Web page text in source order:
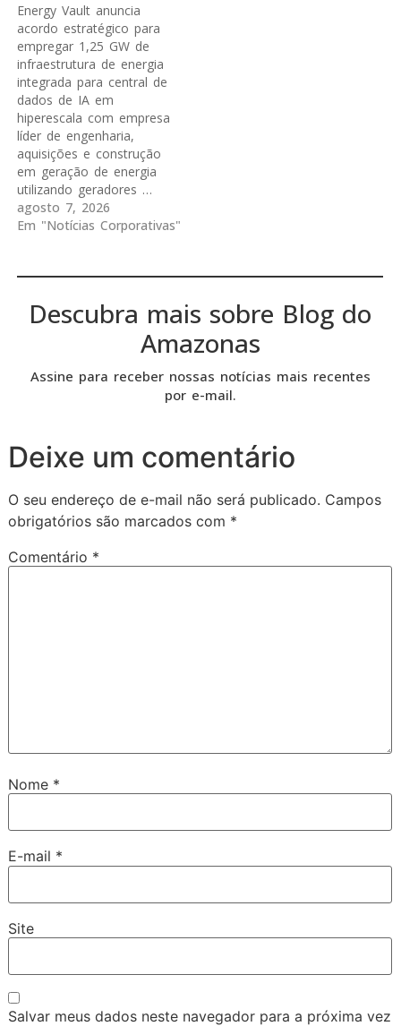
Energy Vault anuncia
acordo estratégico para
empregar 1,25 GW de
infraestrutura de energia
integrada para central de
dados de IA em
hiperescala com empresa
líder de engenharia,
aquisições e construção
em geração de energia
utilizando geradores …
agosto 7, 2026
Em "Notícias Corporativas"
Descubra mais sobre Blog do
Amazonas
Assine para receber nossas notícias mais recentes
por e-mail.
Deixe um comentário
O seu endereço de e-mail não será publicado. Campos
obrigatórios são marcados com *
Comentário *
Nome *
E-mail *
Site
Salvar meus dados neste navegador para a próxima vez